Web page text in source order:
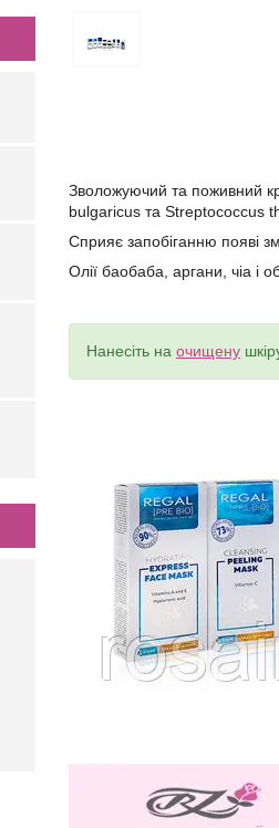
Зволожуючий та поживний
bulgaricus та Streptococcus
Сприяє запобіганню появі
Олії баобаба, аргани, чіа і
Нанесіть на очищену